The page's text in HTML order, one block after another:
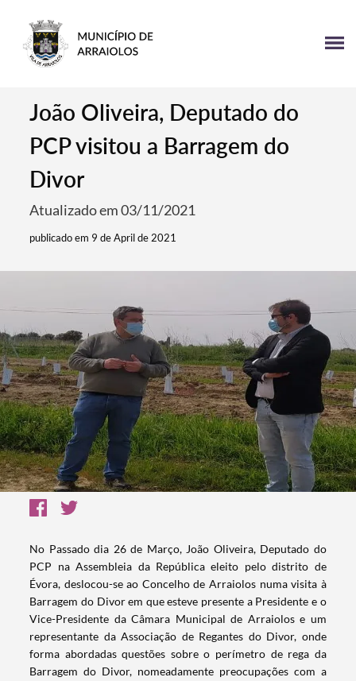
João Oliveira, Deputado do
PCP visitou a Barragem do
Divor
Atualizado em 03/11/2021
publicado em 9 de April de 2021
No Passado dia 26 de Março, João Oliveira, Deputado do
PCP na Assembleia da República eleito pelo distrito de
Évora, deslocou-se ao Concelho de Arraiolos numa visita à
Barragem do Divor em que esteve presente a Presidente e o
Vice-Presidente da Câmara Municipal de Arraiolos e um
representante da Associação de Regantes do Divor, onde
forma abordadas questões sobre o perímetro de rega da
Barragem do Divor, nomeadamente preocupações com a